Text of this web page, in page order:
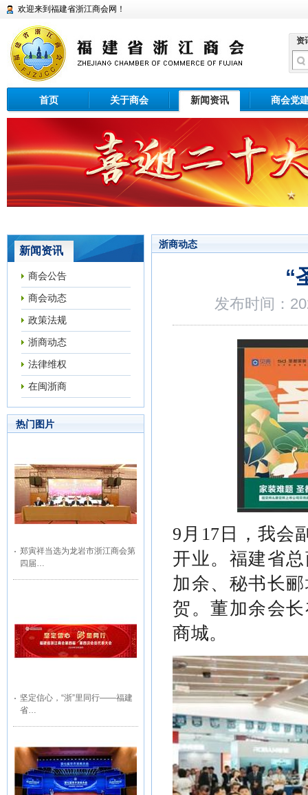
欢迎来到福建省浙江商会网！
资
首页 关于商会 新闻资讯 商会党
新闻资讯
商会公告
商会动态
政策法规
浙商动态
法律维权
在闽浙商
热门图片
郑寅祥当选为龙岩市浙江商会第
四届…
坚定信心，“浙”里同行——福建
省…
浙商动态
“
发布时间：
9月17日，我会
开业。福建省
加余、秘书长
贺。董加余会
商城。